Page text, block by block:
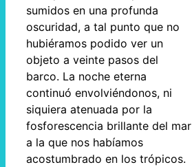
sumidos en una profunda
oscuridad, a tal punto que no
hubiéramos podido ver un
objeto a veinte pasos del
barco. La noche eterna
continuó envolviéndonos, ni
siquiera atenuada por la
fosforescencia brillante del mar
a la que nos habíamos
acostumbrado en los trópicos.